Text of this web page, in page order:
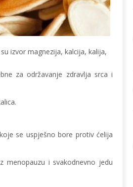
izvor magnezija, kalcija, kalija,
za održavanje zdravlja srca i
se uspješno bore protiv ćelija
menopauzu i svakodnevno jedu